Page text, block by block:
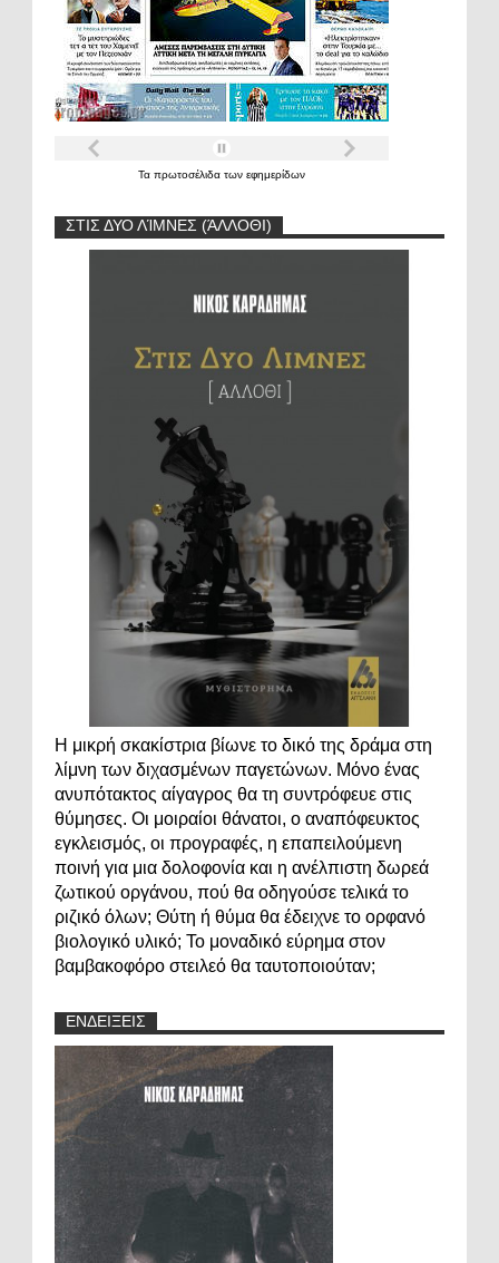
Τα πρωτοσέλιδα των εφημερίδων
ΣΤΙΣ ΔΥΟ ΛΊΜΝΕΣ (ΆΛΛΟΘΙ)
Η μικρή σκακίστρια βίωνε το δικό της δράμα στη
λίμνη των διχασμένων παγετώνων. Μόνο ένας
ανυπότακτος αίγαγρος θα τη συντρόφευε στις
θύμησες. Οι μοιραίοι θάνατοι, ο αναπόφευκτος
εγκλεισμός, οι προγραφές, η επαπειλούμενη
ποινή για μια δολοφονία και η ανέλπιστη δωρεά
ζωτικού οργάνου, πού θα οδηγούσε τελικά το
ριζικό όλων; Θύτη ή θύμα θα έδειχνε το ορφανό
βιολογικό υλικό; Το μοναδικό εύρημα στον
βαμβακοφόρο στειλεό θα ταυτοποιούταν;
ΕΝΔΕΙΞΕΙΣ